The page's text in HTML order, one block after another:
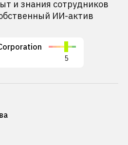
и знания сотрудников
ИИ-актив
5